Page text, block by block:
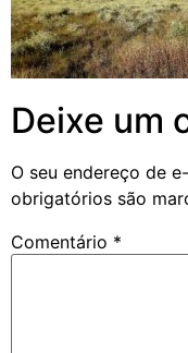
Deixe um
O seu endereço de
obrigatórios são
Comentário *